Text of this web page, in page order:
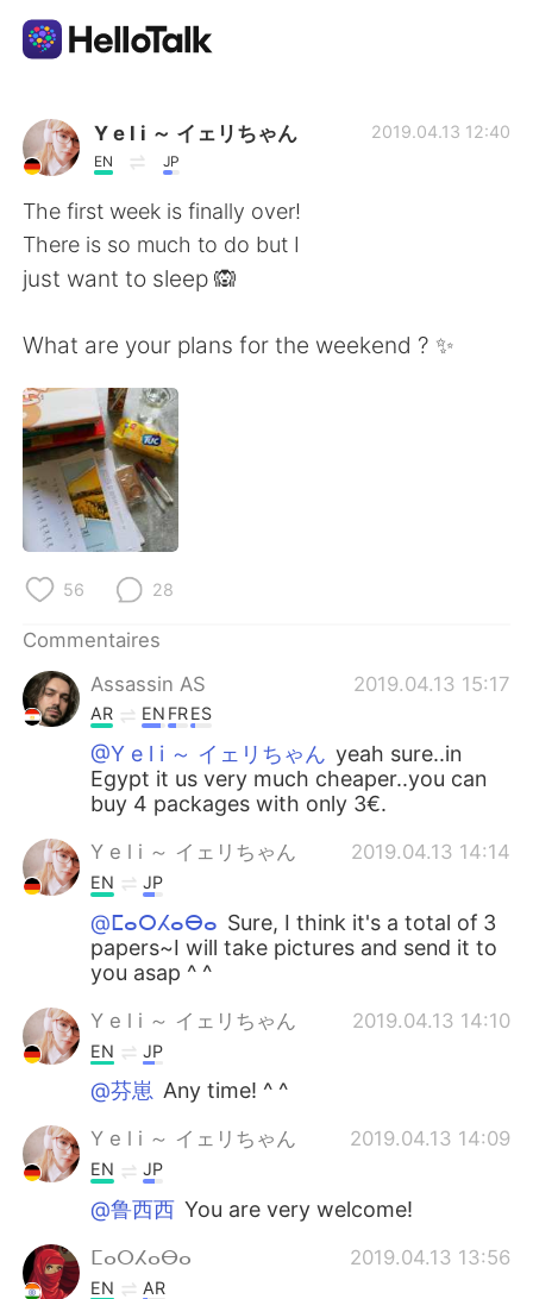
Appli d'échange linguistique
AI Grammar Checker
Français
English 简体中文
繁體中文
العربية
日本語
Русский
Türkçe
Português
Y e l i ～ イェリちゃん
EN JP
2019.04.13 12:40
The first week is finally over!
There is so much to do but I
just want to sleep 🙉
What are your plans for the weekend ? ✨
56 28
Commentaires
Assassin AS
2019.04.13 15:17
AR EN FRES
@Y e l i ～ イェリちゃん yeah sure..in
Egypt it us very much cheaper..you can
buy 4 packages with only 3€.
Y e l i ～ イェリちゃん 2019.04.13 14:14
EN JP
@ⵎⴰⵔⵃⴰⴱⴰ Sure, I think it's a total of 3
papers~I will take pictures and send it to
you asap ^ ^
Y e l i ～ イェリちゃん 2019.04.13 14:10
EN JP
@芬崽 Any time! ^ ^
Y e l i ～ イェリちゃん 2019.04.13 14:09
EN JP
@鲁西西 You are very welcome!
ⵎⴰⵔⵃⴰⴱⴰ 2019.04.13 13:56
EN AR